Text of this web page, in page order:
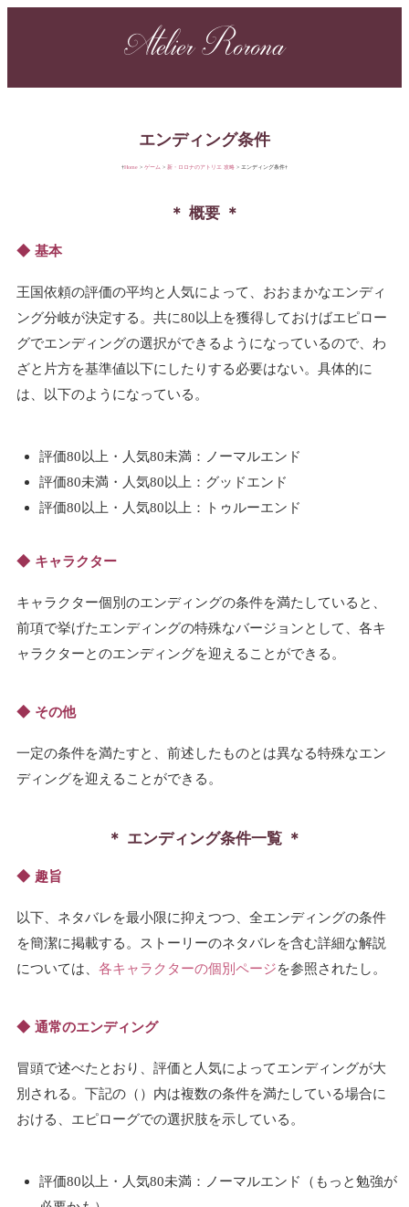
Atelier Rorona
エンディング条件
Home ゲーム 新・ロロナのアトリエ 攻略 エンディング条件
概要
基本
王国依頼の評価の平均と人気によって、おおまかなエンディ
ング分岐が決定する。共に80以上を獲得しておけばエピロー
グでエンディングの選択ができるようになっているので、わ
ざと片方を基準値以下にしたりする必要はない。具体的に
は、以下のようになっている。
評価80以上・人気80未満：ノーマルエンド
評価80未満・人気80以上：グッドエンド
評価80以上・人気80以上：トゥルーエンド
キャラクター
キャラクター個別のエンディングの条件を満たしていると、
前項で挙げたエンディングの特殊なバージョンとして、各キ
ャラクターとのエンディングを迎えることができる。
その他
一定の条件を満たすと、前述したものとは異なる特殊なエン
ディングを迎えることができる。
エンディング条件一覧
趣旨
以下、ネタバレを最小限に抑えつつ、全エンディングの条件
を簡潔に掲載する。ストーリーのネタバレを含む詳細な解説
については、 各キャラクターの個別ページを参照されたし。
通常のエンディング
冒頭で述べたとおり、評価と人気によってエンディングが大
別される。下記の（）内は複数の条件を満たしている場合に
おける、エピローグでの選択肢を示している。
評価80以上・人気80未満：ノーマルエンド（もっと勉強が